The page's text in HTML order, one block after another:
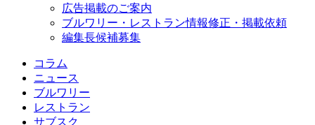
広告掲載のご案内
ブルワリー・レストラン情報修正・掲載依頼
編集長候補募集
コラム
ニュース
ブルワリー
レストラン
サブスク